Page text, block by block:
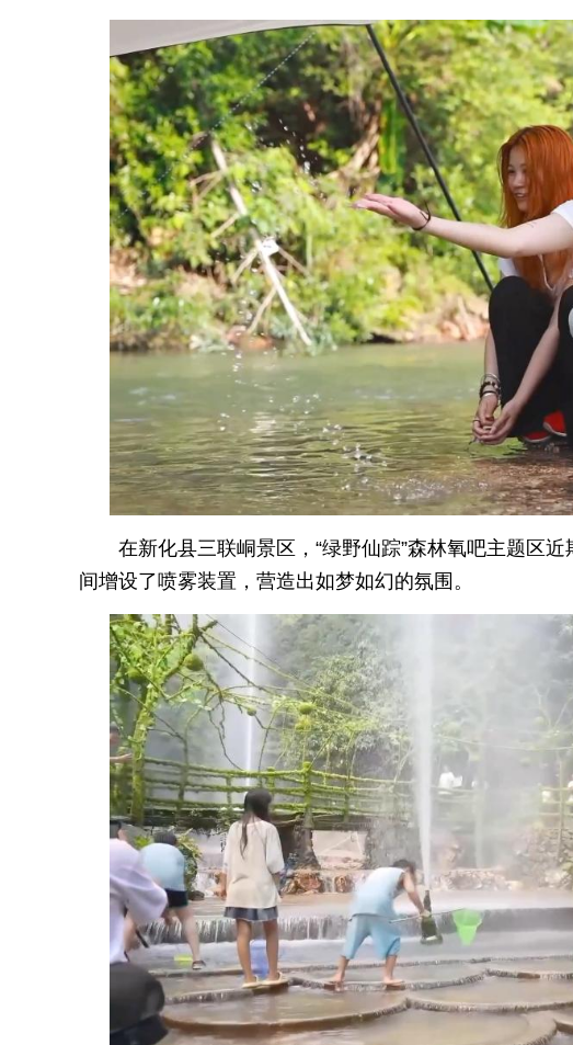
在新化县三联峒景区，“绿野仙踪”森林氧吧主题区
间增设了喷雾装置，营造出如梦如幻的氛围。